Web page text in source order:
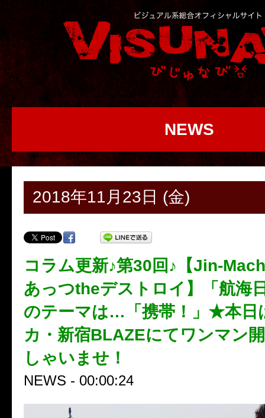
NEWS
2018年11月23日 (金)
コラム更新♪第30回♪【Jin-
あっつtheデストロイ】「航海
のテーマは…「携帯！」★本日
カ・新宿BLAZEにてワンマン
しゃいませ！
NEWS - 00:00:24